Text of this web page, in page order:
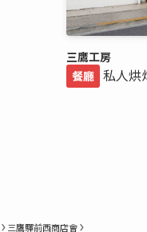
三鷹工房
餐廳 私人烘
三鷹驛前西商店會